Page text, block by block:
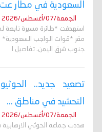
السعودية في مطار
الجمعة/07/أغسطس/2026 - 10:43 م
استهدفت *طائرة مسيرة تابعة
مقر *قوات الواجب السعودية*
جنوب شرق اليمن. تفاصيل ا
تصعيد جديد..
التحشيد في مناطق ...
الجمعة/07/أغسطس/2026 - 08:36 م
هددت جماعة الحوثي